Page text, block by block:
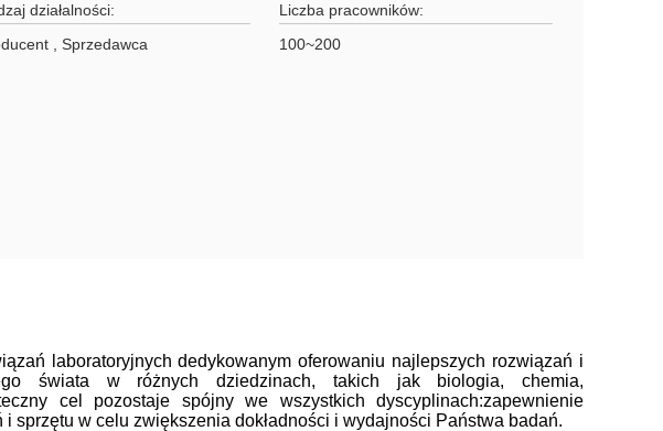
działalności:
, Sprzedawca
Liczba pracowników:
100~200
laboratoryjnych dedykowanym oferowaniu najlepszych rozwiązań i
świata w różnych dziedzinach, takich jak biologia, chemia,
cel pozostaje spójny we wszystkich dyscyplinach:zapewnienie
sprzętu w celu zwiększenia dokładności i wydajności Państwa badań.